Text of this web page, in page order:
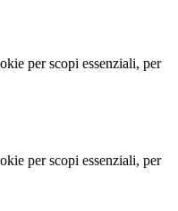
per scopi essenziali, per
per scopi essenziali, per